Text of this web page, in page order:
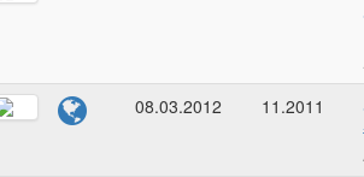
08.03.2012
11.2011